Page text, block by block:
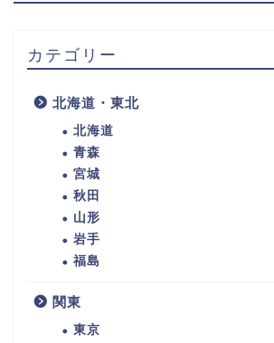
カテゴリー
北海道・東北
北海道
青森
宮城
秋田
山形
岩手
福島
関東
東京